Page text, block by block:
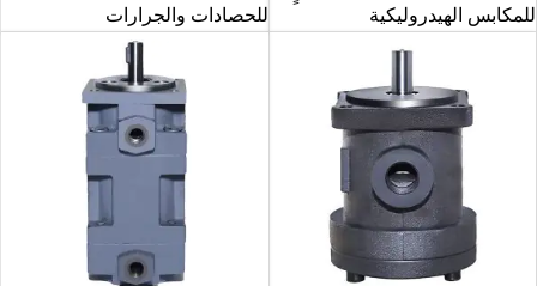
للمكابس الهيدروليكية
للحصادات والجرارات